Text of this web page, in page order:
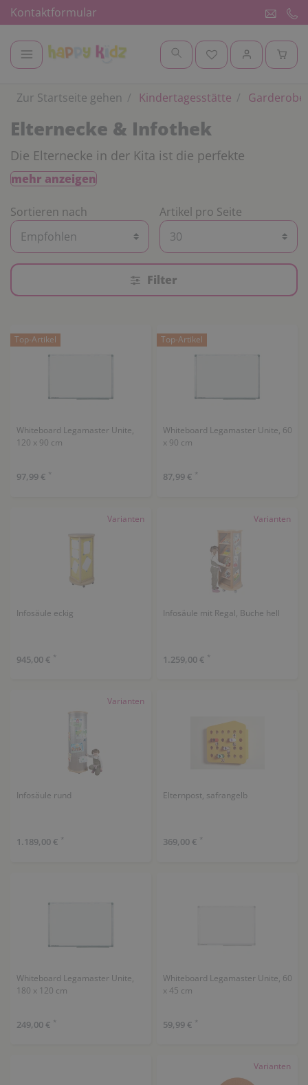
Kontaktformular
Zur Startseite gehen Kindertagesstätte Garderobe
Elternecke & Infothek
Die Elternecke in der Kita ist die perfekte
Möglichkeit Eltern über bestimmte Ereignisse in
der Kita zu informieren. Sei es den nächsten
Elternabend anzukündigen oder Projekte der
Kleinen auszustellen – die Elternecke in der Kita
kann vielseitig genutzt werden. Des Weiteren lädt
die Elternecke zum Austausch der Eltern der
Kitakinder untereinander ein. Auf Sesseln und
Sofas können Eltern sowie Eltern und
Whiteboards, Pinnwände, Sessel, Sofas und
Elternbriefkästen, um Ihre Elternecke in der Kita
mehr anzeigen
Sortieren nach Artikel pro Seite
Filter
Top-Artikel
Whiteboard Legamaster Unite,
120 x 90 cm
97,99 € *
Top-Artikel
Whiteboard Legamaster Unite, 60
x 90 cm
87,99 € *
Varianten
Infosäule eckig
945,00 € *
Varianten
Infosäule mit Regal, Buche hell
1.259,00 € *
Varianten
Infosäule rund
1.189,00 € *
Elternpost, safrangelb
369,00 € *
Whiteboard Legamaster Unite,
180 x 120 cm
249,00 € *
Whiteboard Legamaster Unite, 60
x 45 cm
59,99 € *
Varianten